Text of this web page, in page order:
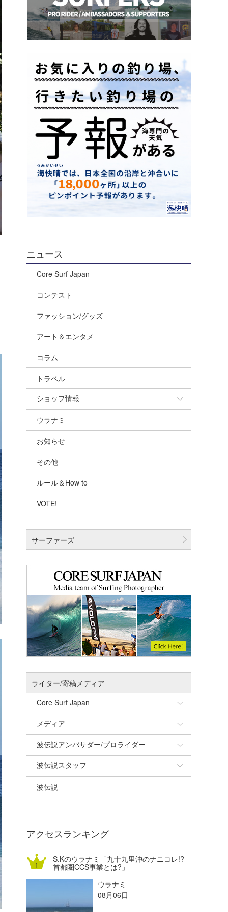
ニュース
Core Surf Japan
コンテスト
ファッション/グッズ
アート＆エンタメ
コラム
トラベル
ショップ情報
ショップ情報
湘南
千葉北
伊豆
千葉南
四国
沖縄
ウラナミ
お知らせ
その他
ルール＆How to
VOTE!
サーファーズ
ライター/寄稿メディア
Core Surf Japan
Naoya Kimoto
mitsuteru Kamio
Yasunari Inoue
Yoshiyuki Obata
DELTA FORCE SURF
熊谷素子
メディア
SURFMEDIA
Colors MAGAZINE
WAVAL
波伝説アンバサダー/プロライダー
福島寿実子
中浦“JET”章
進士剛光
植村未来
波伝説スタッフ
☆加藤
Aichan
ECE
波伝説
アクセスランキング
S.Kのウラナミ「九十九里沖のナニコレ!?
首都圏CCS事業とは?」
ウラナミ
08月06日